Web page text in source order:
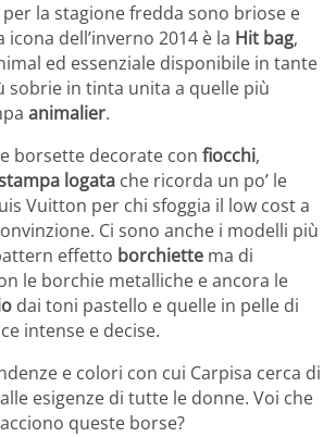
per la stagione fredda sono briose e
dell’inverno 2014 è la Hit bag,
ed essenziale disponibile in tante
sobrie in tinta unita a quelle più
animalier.
borsette decorate con fiocchi,
logata che ricorda un po’ le
Vuitton per chi sfoggia il low cost a
Ci sono anche i modelli più
effetto borchiette ma di
le borchie metalliche e ancora le
dai toni pastello e quelle in pelle di
intense e decise.
e colori con cui Carpisa cerca di
esigenze di tutte le donne. Voi che
queste borse?